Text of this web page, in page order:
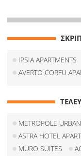
IPSIA APARTMENTS
AVERTO CORFU
METROPOLE
ASTRA HOTEL
MURO SUITES